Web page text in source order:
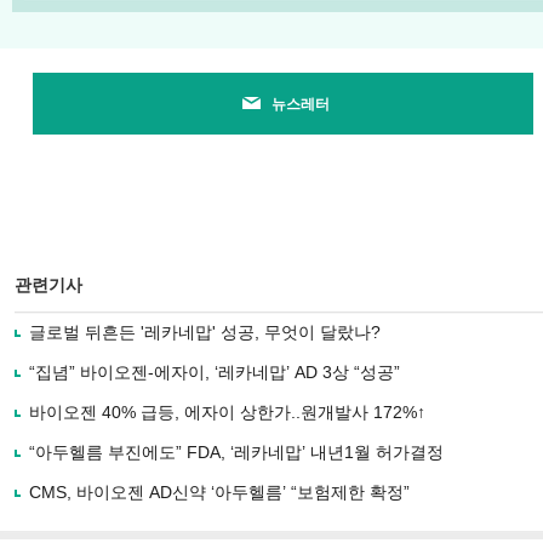
뉴스레터
관련기사
글로벌 뒤흔든 '레카네맙' 성공, 무엇이 달랐나?
“집념” 바이오젠-에자이, ‘레카네맙’ AD 3상 “성공”
바이오젠 40% 급등, 에자이 상한가..원개발사 172%↑
“아두헬름 부진에도” FDA, ‘레카네맙’ 내년1월 허가결정
CMS, 바이오젠 AD신약 ‘아두헬름’ “보험제한 확정”